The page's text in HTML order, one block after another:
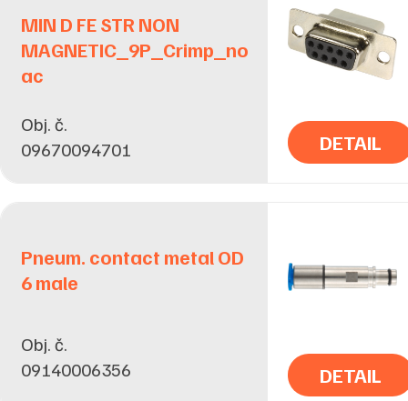
MIN D FE STR NON
MAGNETIC_9P_Crimp_no
ac
Obj. č.
09670094701
DETAIL
Pneum. contact metal OD
6 male
Obj. č.
09140006356
DETAIL